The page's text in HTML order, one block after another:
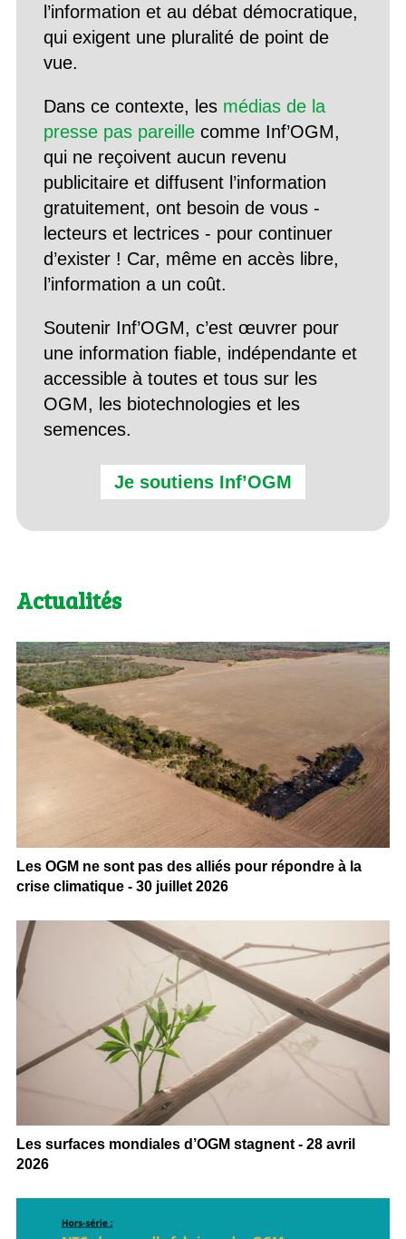
l’information et au débat démocratique,
qui exigent une pluralité de point de
vue.
Dans ce contexte, les médias de la
presse pas pareillecomme Inf’OGM,
qui ne reçoivent aucun revenu
publicitaire et diffusent l’information
gratuitement, ont besoin de vous -
lecteurs et lectrices - pour continuer
d’exister ! Car, même en accès libre,
l’information a un coût.
Soutenir Inf’OGM, c’est œuvrer pour
une information fiable, indépendante et
accessible à toutes et tous sur les
OGM, les biotechnologies et les
semences.
Je soutiens Inf’OGM
Actualités
Les OGM ne sont pas des alliés pour répondre à la
crise climatique - 30 juillet 2026
Les surfaces mondiales d’OGM stagnent - 28 avril
2026